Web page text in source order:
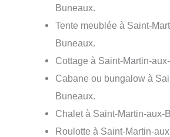
Buneaux.
Tente meublée à Saint-
Buneaux.
Cottage à Saint-Martin-
Cabane ou bungalow à
Buneaux.
Chalet à Saint-Martin-aux-
Roulotte à Saint-Martin-